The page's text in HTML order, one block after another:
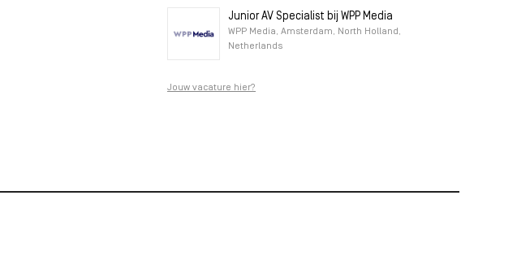
Junior AV Specialist bij WPP Media
WPP Media, Amsterdam, North Holland,
Netherlands
Jouw vacature hier?